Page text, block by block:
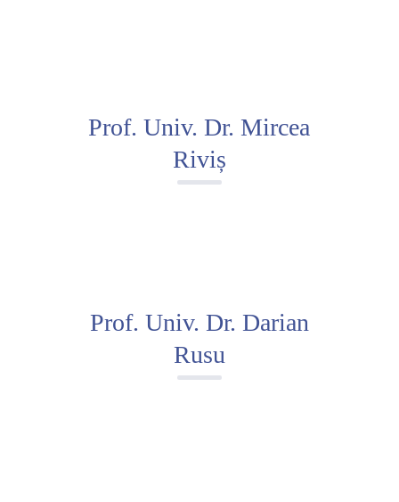
Prof. Univ. Dr. Mircea
Riviș
Prof. Univ. Dr. Darian
Rusu